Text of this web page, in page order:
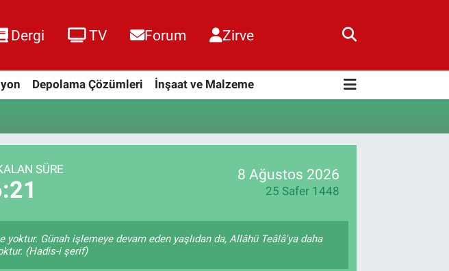
Dergi TV Forum Zirve
Depolama Çözümleri İnşaat ve Malzeme
SÜRE 8 Ağustos 2026
25 Safer 1448
Günah işlemeye devam eden yaşlıdan da, Allâhü Teâlâ'ya daha
(Hadis-i şerif)